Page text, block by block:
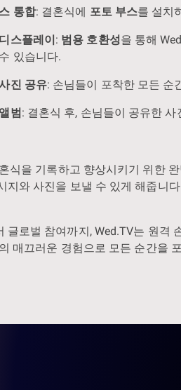
통합: 결혼식에 포토 부스를 설치
스플레이: 범용 호환성을 통해
있습니다.
진 공유: 손님들이 포착한 모든 순
범: 결혼식 후, 손님들이 공유한
식을 기록하고 향상시키기 위한
지와 사진을 보낼 수 있게 해줍니
글로벌 참여까지, Wed.TV는 원격
매끄러운 경험으로 모든 순간을